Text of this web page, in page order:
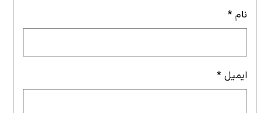
نام*
ایمیل*